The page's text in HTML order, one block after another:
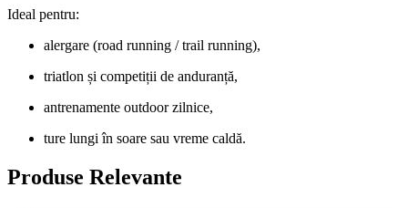
Ideal pentru:
alergare (road running / trail running),
triatlon și competiții de anduranță,
antrenamente outdoor zilnice,
ture lungi în soare sau vreme caldă.
Produse Relevante